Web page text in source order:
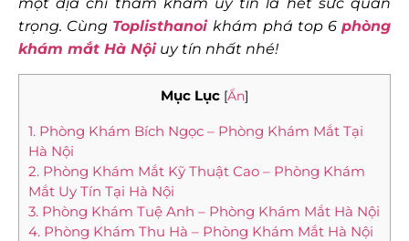
trọng. Cùng Toplisthanoikhám phá top 6phòng
khám mắt Hà Nộiuy tín nhất nhé!
Mục Lục [Ẩn]
1. Phòng Khám Bích Ngọc – Phòng Khám Mắt Tại
Hà Nội
2. Phòng Khám Mắt Kỹ Thuật Cao – Phòng Khám
Mắt Uy Tín Tại Hà Nội
3. Phòng Khám Tuệ Anh – Phòng Khám Mắt Hà Nội
4. Phòng Khám Thu Hà – Phòng Khám Mắt Hà Nội